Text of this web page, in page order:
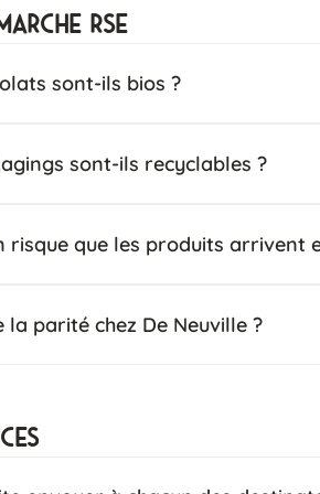
RSE
sont-ils bios ?
sont-ils recyclables ?
risque que les produits arrivent
la parité chez De Neuville ?